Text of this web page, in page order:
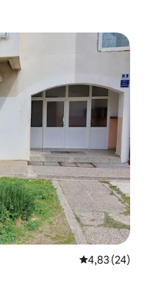
Évaluation
4,83 (24)